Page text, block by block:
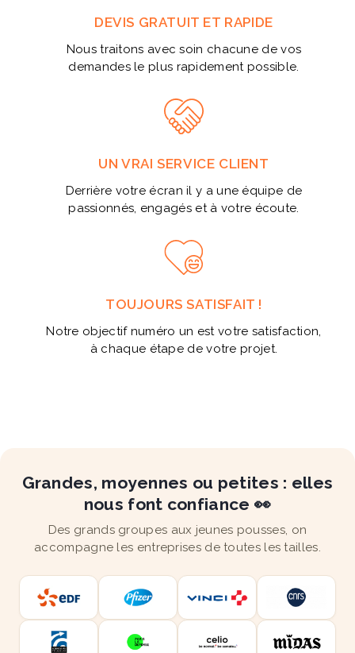
DEVIS GRATUIT ET RAPIDE
Nous traitons avec soin chacune de vos
demandes le plus rapidement possible.
UN VRAI SERVICE CLIENT
Derrière votre écran il y a une équipe de
passionnés, engagés et à votre écoute.
TOUJOURS SATISFAIT !
Notre objectif numéro un est votre satisfaction,
à chaque étape de votre projet.
Grandes, moyennes ou petites : elles
nous font confiance 👀
Des grands groupes aux jeunes pousses, on
accompagne les entreprises de toutes les tailles.